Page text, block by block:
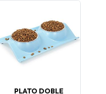
PLATO DOBLE